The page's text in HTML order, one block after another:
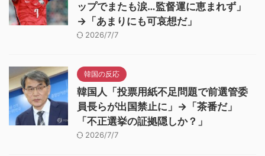
ップでまたも涙…監督運に恵まれず」
→「あまりにも可哀想だ」
2026/7/7
韓国の反応
韓国人「投票用紙不足問題で前選管委
員長らが出国禁止に」→「茶番だ」
「不正選挙の証拠隠しか？」
2026/7/7